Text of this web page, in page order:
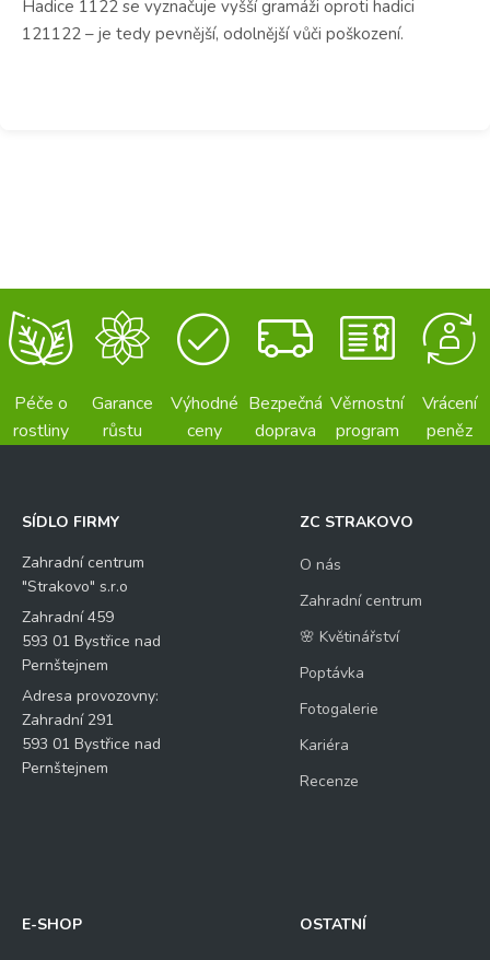
Hadice 1122 se vyznačuje vyšší gramáži oproti hadici
121122 – je tedy pevnější, odolnější vůči poškození.
Péče o
rostliny
Garance
růstu
Výhodné
ceny
Bezpečná
doprava
Věrnostní
program
Vrácení
peněz
SÍDLO FIRMY
Zahradní centrum
"Strakovo" s.r.o
Zahradní 459
593 01 Bystřice nad
Pernštejnem
Adresa provozovny:
Zahradní 291
593 01 Bystřice nad
Pernštejnem
ZC STRAKOVO
O nás
Zahradní centrum
🌸 Květinářství
Poptávka
Fotogalerie
Kariéra
Recenze
E-SHOP OSTATNÍ